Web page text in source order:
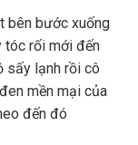
bên bước xuống
tóc rối mới đến
sấy lạnh rồi cô
mền mại của
đến đó